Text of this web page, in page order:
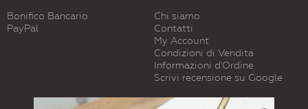
Bonifico Bancario
PayPal
Chi siamo
Contatti
My Account
Condizioni di Vendita
Informazioni d'Ordine
Scrivi recensione su Google